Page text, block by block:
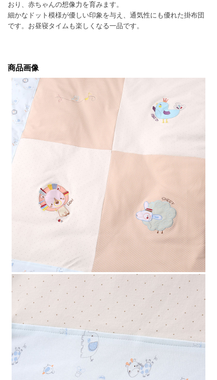
おり、赤ちゃんの想像力を育みます。
細かなドット模様が優しい印象を与え、通気性にも優れた掛布団
です。お昼寝タイムも楽しくなる一品です。
商品画像